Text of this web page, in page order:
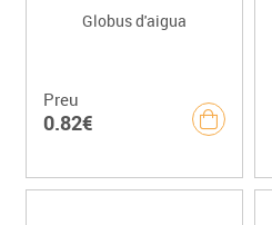
Globus d'aigua
Preu
0.82€